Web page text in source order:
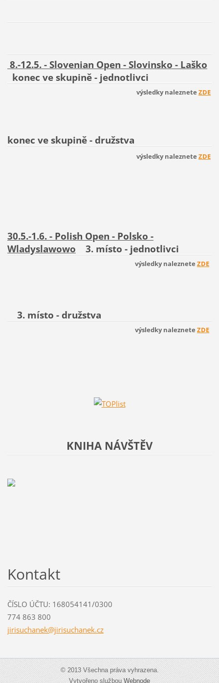
8.-12.5. - Slovenian Open - Slovinsko - Laško
konec ve skupině - jednotlivci
výsledky naleznete ZDE
konec ve skupině- družstva
výsledky naleznete ZDE
30.5.-1.6. - Polish Open - Polsko -
Wladyslawowo 3. místo - jednotlivci
výsledky naleznete ZDE
3. místo - družstva
výsledky naleznete ZDE
KNIHA NÁVŠTĚV
Kontakt
ČÍSLO ÚČTU: 168054141/0300
774 863 800
jirisuchanek@jirisuchanek.cz
© 2013 Všechna práva vyhrazena.
Vytvořeno službouWebnode